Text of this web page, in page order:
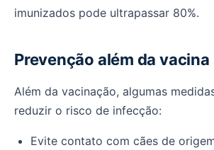
imunizados pode ultrapassar 80%.
Prevenção além da vacina
Além da vacinação, algumas
reduzir o risco de infecção:
Evite contato com cães de